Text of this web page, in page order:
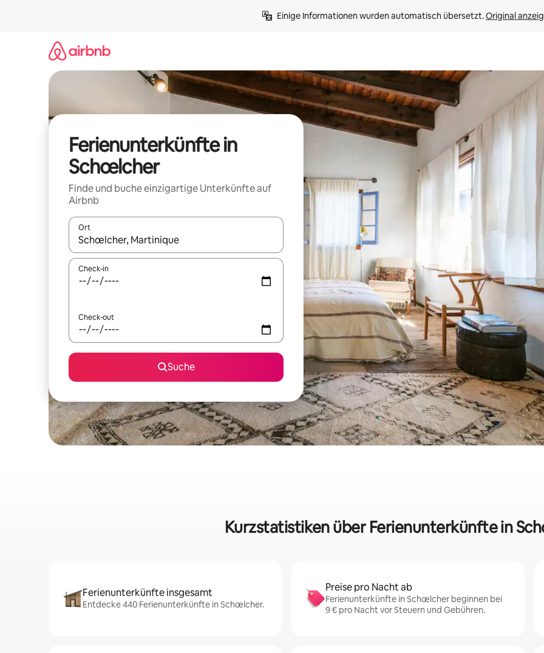
Einige Informationen wurden automatisch übersetzt. Original
Ferienunterkünfte in
Schœlcher
Finde und buche einzigartige Unterkünfte auf
Airbnb
Ort
Wenn Ergebnisse verfügbar sind, navigiere mit den Pfeiltasten nach oben und unten oder erkunde die Ergebnisse
Check-in
Check-out
Suche
Kurzstatistiken über Ferienunterkünfte in
Ferienunterkünfte insgesamt
Entdecke 440 Ferienunterkünfte in Schœlcher.
Preise pro Nacht ab
Ferienunterkünfte in Schœlcher beginnen bei
9 € pro Nacht vor Steuern und Gebühren.